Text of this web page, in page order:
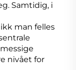
Samtidig, i
man felles
nivået for